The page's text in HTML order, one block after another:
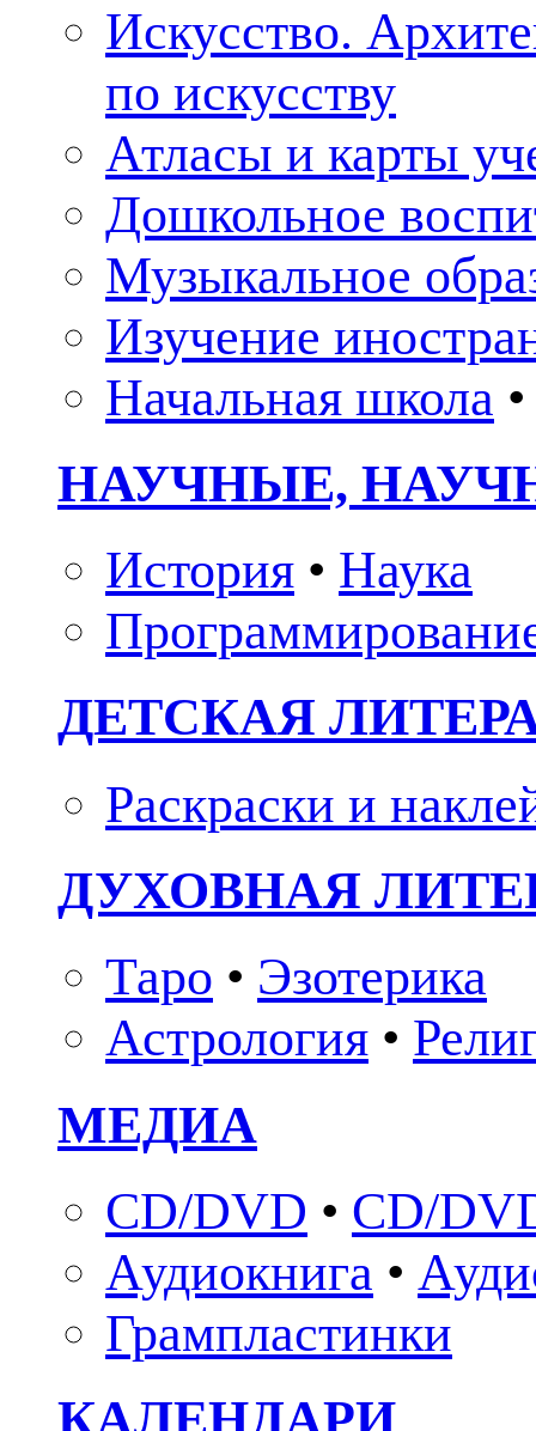
Искусство.
по искусству
Атласы и карты
Дошкольное
Музыкальное
Изучение
Начальная школа •
НАУЧНЫЕ,
История • Наука
ДЕТСКАЯ
Раскраски и
ДУХОВНАЯ
Таро • Эзотерика
Астрология •
МЕДИА
CD/DVD • CD/
Аудиокнига •
Грампластинки